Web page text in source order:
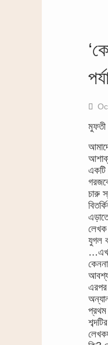
মুফতী
একটি
চারু
লেখক
যুগল
এরপর